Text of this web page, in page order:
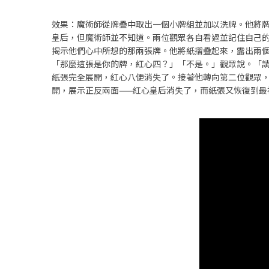
效果：魔術師從牌疊中取出一個小牌組並加以洗牌。他將
皇后，但魔術師並不知道。兩位觀眾各自看過並記住自
揭示他們心中所想的那兩張牌。他將紙摺疊起來，露出
「那麼這張是你的牌，紅心四？」「不是。」觀眾說。
紙張完全展開，紅心八便消失了。接著他轉向第二位觀
開，展示正反兩面——紅心皇后消失了，而紙張又恢復到